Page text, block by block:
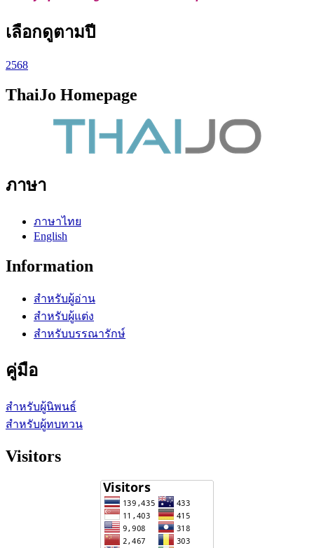
เลือกดูตามปี
2568
ThaiJo Homepage
ภาษา
ภาษาไทย
English
Information
สำหรับผู้อ่าน
สำหรับผู้แต่ง
สำหรับบรรณารักษ์
คู่มือ
สำหรับผู้นิพนธ์
สำหรับผู้ทบทวน
Visitors